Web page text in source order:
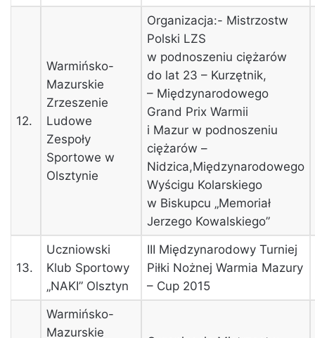
12.
Warmińsko-
Mazurskie
Zrzeszenie
Ludowe
Zespoły
Sportowe w
Olsztynie
Organizacja:- Mistrzostw
Polski LZS
w podnoszeniu ciężarów
do lat 23 – Kurzętnik,
– Międzynarodowego
Grand Prix Warmii
i Mazur w podnoszeniu
ciężarów –
Nidzica,Międzynarodowego
Wyścigu Kolarskiego
w Biskupcu „Memoriał
Jerzego Kowalskiego”
13.
Uczniowski
Klub Sportowy
„NAKI” Olsztyn
III Międzynarodowy Turniej
Piłki Nożnej Warmia Mazury
– Cup 2015
Warmińsko-
Mazurskie